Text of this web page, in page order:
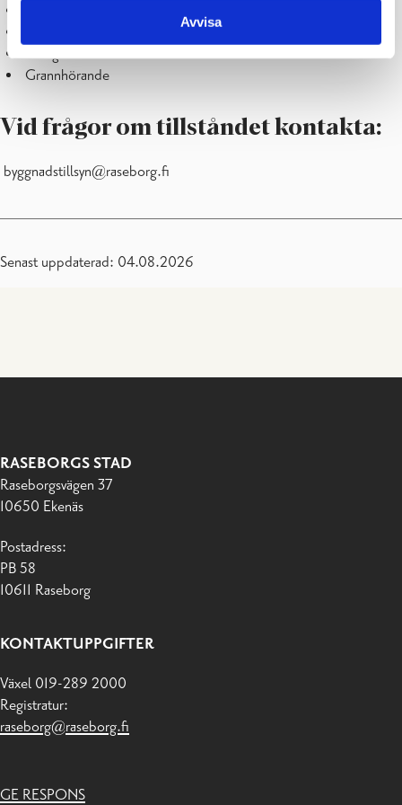
Avvisa
Grannhörande
Vid frågor om tillståndet kontakta:
byggnadstillsyn@raseborg.fi
Senast uppdaterad: 04.08.2026
RASEBORGS STAD
Raseborgsvägen 37
10650 Ekenäs
Postadress:
PB 58
10611 Raseborg
KONTAKTUPPGIFTER
Växel 019-289 2000
Registratur:
raseborg@raseborg.fi
GE RESPONS